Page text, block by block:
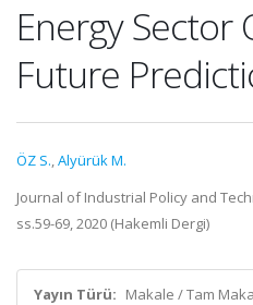
Energy Sector
Future
ÖZ S.,Alyürük M.
Journal of Industrial Policy and
ss.59-69, 2020 (Hakemli Dergi)
Yayın Türü: Makale / Tam